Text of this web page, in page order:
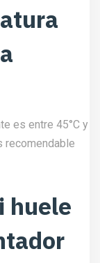
es entre 45°C y
recomendable
huele